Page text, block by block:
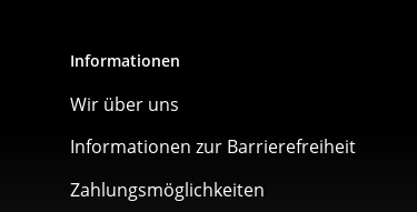
Informationen
Wir über uns
Informationen zur Barrierefreiheit
Zahlungsmöglichkeiten